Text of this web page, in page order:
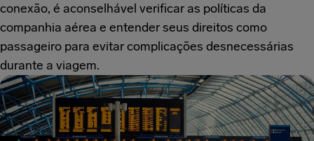
conexão, é aconselhável verificar as políticas da
companhia aérea e entender seus direitos como
passageiro para evitar complicações desnecessárias
durante a viagem.